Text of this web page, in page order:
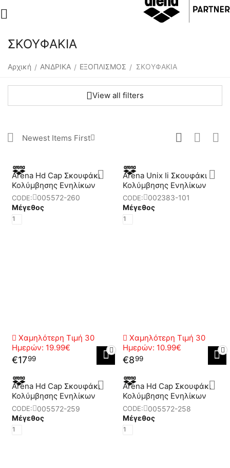
ΣΚΟΥΦΑΚΙΑ
Αρχική / ΑΝΔΡΙΚΑ / ΕΞΟΠΛΙΣΜΟΣ / ΣΚΟΥΦΑΚΙΑ
View all filters
Newest Items First
Arena Hd Cap Σκουφάκι
Κολύμβησης Ενηλίκων
CODE:
005572-260
Μέγεθος
1
Χαμηλότερη Τιμή 30
Ημερών: 19.99€
€1799
Arena Unix Ii Σκουφάκι
Κολύμβησης Ενηλίκων
CODE:
002383-101
Μέγεθος
1
Χαμηλότερη Τιμή 30
Ημερών: 10.99€
€899
Arena Hd Cap Σκουφάκι
Κολύμβησης Ενηλίκων
CODE:
005572-259
Μέγεθος
1
Arena Hd Cap Σκουφάκι
Κολύμβησης Ενηλίκων
CODE:
005572-258
Μέγεθος
1